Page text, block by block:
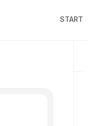
START